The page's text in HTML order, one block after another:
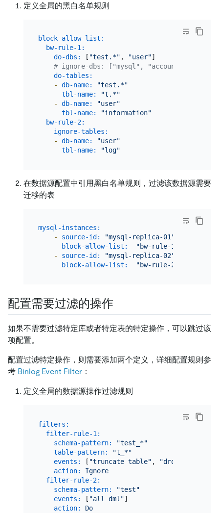
定义全局的黑白名单规则
block-allow-list:
bw-rule-1:
do-dbs:
[ "test.*" , "user"]
# ignore-dbs: ["mysql", "account"] # 忽略哪
do-tables:
-
db-name:
"test.*"
tbl-name:
"t.*"
-
db-name:
"user"
tbl-name:
"information"
bw-rule-2:
ignore-tables:
-
db-name:
"user"
tbl-name:
"log"
在数据源配置中引用黑白名单规则，过滤该数据源需要
迁移的表
mysql-instances:
-
source-id: "mysql-replica-01"
block-allow-list:
"bw-rule-1"
-
source-id: "mysql-replica-02"
block-allow-list:
"bw-rule-2"
配置需要过滤的操作
如果不需要过滤特定库或者特定表的特定操作，可以跳过该
项配置。
配置过滤特定操作，则需要添加两个定义，详细配置规则参
考 Binlog Event Filter ：
定义全局的数据源操作过滤规则
filters:
filter-rule-1:
schema-pattern:
"test_*"
table-pattern:
"t_*"
events:
[ "truncate table" , "drop table"
action:
Ignore
filter-rule-2:
schema-pattern:
"test"
events:
[ "all dml"]
action:
Do